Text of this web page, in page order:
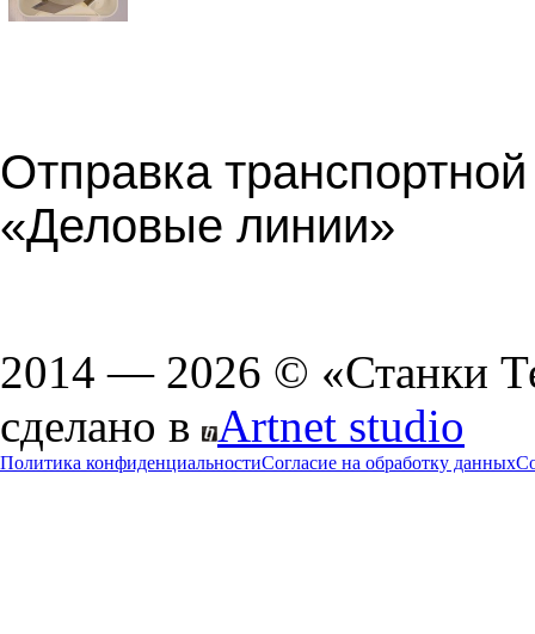
Отправка
«Деловые линии»
2014 — 2026 © «Станки
сделано в Artnet studio
Политика конфиденциальностиСогласие на обработку данных